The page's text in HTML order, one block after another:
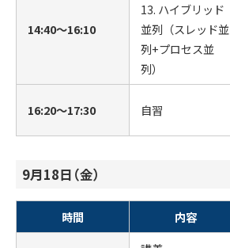
14:40〜16:10
13. ハイブリッド
並列（スレッド並
列+プロセス並
列）
16:20〜17:30 自習
9月18日（金）
時間 内容